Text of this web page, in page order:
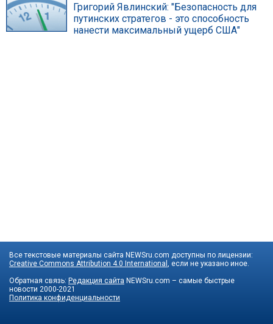
Григорий Явлинский: "Безопасность для
путинских стратегов - это способность
нанести максимальный ущерб США"
Все текстовые материалы сайта NEWSru.com доступны по лицензии:
Creative Commons Attribution 4.0 International
, если не указано иное.
Обратная связь: Редакция сайта NEWSru.com – самые быстрые
новости 2000-2021
Политика конфиденциальности